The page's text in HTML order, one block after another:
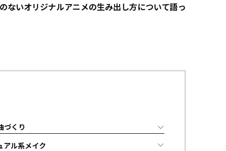
ないオリジナルアニメの生み出し方について語っ
づくり
アル系メイク